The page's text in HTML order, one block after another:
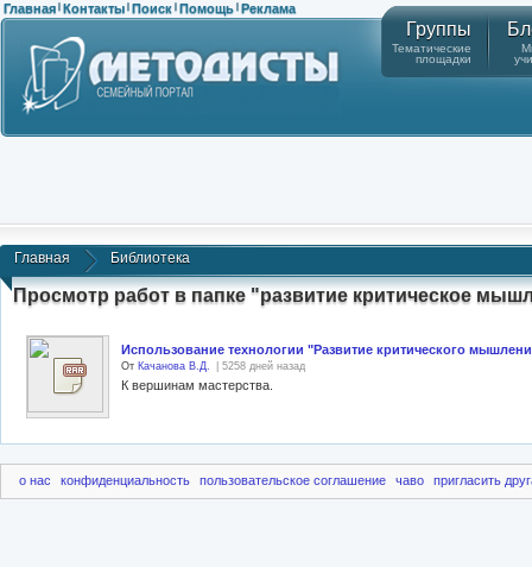
Главная | Контакты | Поиск | Помощь | Реклама
Группы
Тематические
площадки
Главная Библиотека
Просмотр работ в папке "развитие критическое
Использование технологии "Развитие критического
От Качанова В.Д. | 5258 дней назад
К вершинам мастерства.
о нас конфиденциальность пользовательское соглашение чаво пригласить